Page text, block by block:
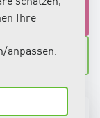
Ihre